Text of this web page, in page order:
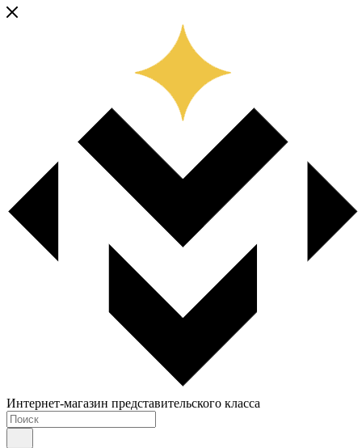
Интернет-магазин представительского класса